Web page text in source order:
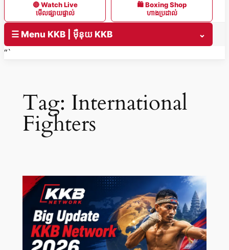
🔴 Watch Live
មើលផ្សាយផ្ទាល់
🛍 Boxing Shop
ហាងប្រដាល់
☰ Menu KKB | ម៉ឺនុយ KKB
⌄
“`
Tag: International
Fighters